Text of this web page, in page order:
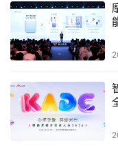
事实上，过度规划
原因之一。传统数据
期能源消耗和服务成
首先考虑的，因此，
几个阶段，分阶段采